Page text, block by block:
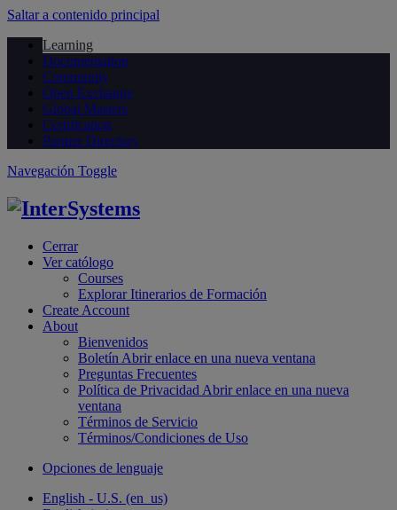
Saltar a contenido principal
Learning
Documentation
Community
Open Exchange
Global Masters
Certification
Partner Directory
Navegación Toggle
Cerrar
Ver católogo
Courses
Explorar Itinerarios de Formación
Create Account
About
Bienvenidos
Boletín Abrir enlace en una nueva ventana
Preguntas Frecuentes
Política de Privacidad Abrir enlace en una nueva
ventana
Términos de Servicio
Términos/Condiciones de Uso
Opciones de lenguaje
English - U.S. ‎(en_us)‎